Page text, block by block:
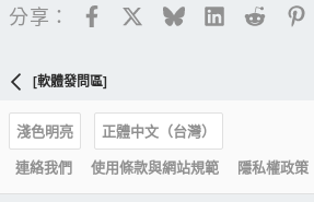
分享： FacebookBlueskyLinkedIn
Reddit
[軟體發問區]
淺色明亮
正體中文（台灣）
連絡我們
使用條款與網站規範 隱私權政策